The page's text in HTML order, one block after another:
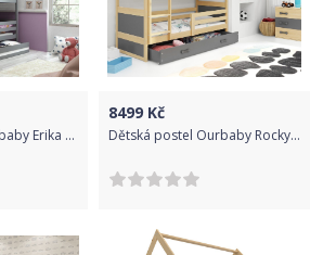
Dětská postel Ourbaby Erika šedá 160x80 cm
8499 Kč
Dětská postel Ourbaby Rocky 160x80 cm